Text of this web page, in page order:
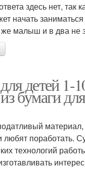
здесь нет,
начать
же малыш и в два не
детей 1-
бумаги
поработать.
технологий